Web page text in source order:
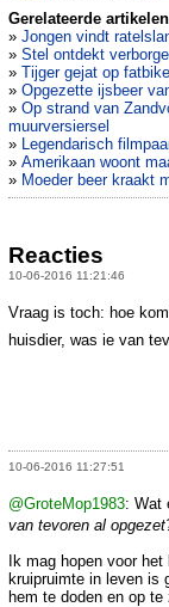
Gerelateerde artikelen
» Jongen vindt
» Stel ontdekt
» Tijger gejat op
» Opgezette ijsbeer
» Op strand van
muurversiersel
» Legendarisch
» Amerikaan woont
» Moeder beer kraakt
Reacties
10-06-2016 11:21:46
Vraag is toch: hoe
huisdier, was ie van
10-06-2016 11:27:51
@GroteMop1983: Wat
van tevoren al
Ik mag hopen voor
kruipruimte in leven is
hem te doden en op